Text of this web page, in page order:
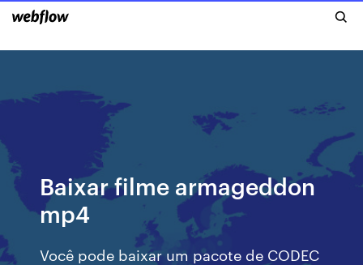
Baixar filme armageddon
mp4
Você pode baixar um pacote de CODEC